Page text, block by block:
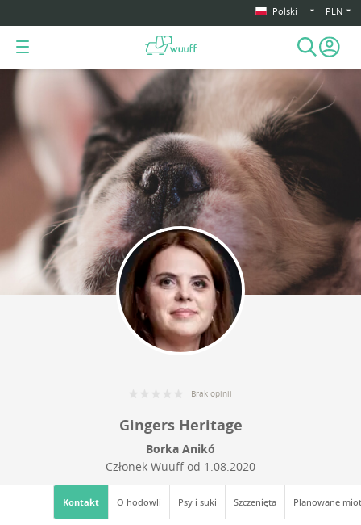
Polski PLN
Brak opinii
Gingers Heritage
Borka Anikó
Członek Wuuff od 1.08.2020
Kontakt O hodowli Psy i suki Szczenięta Planowane